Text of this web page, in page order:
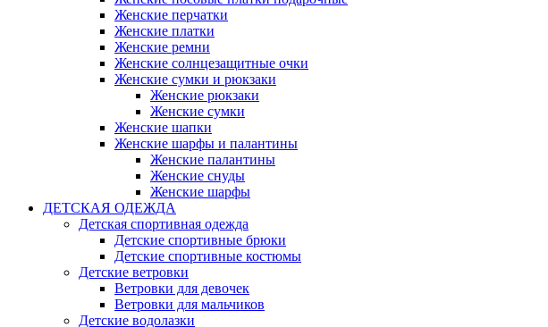
Женские перчатки
Женские платки
Женские ремни
Женские солнцезащитные очки
Женские сумки и рюкзаки
Женские рюкзаки
Женские сумки
Женские шапки
Женские шарфы и палантины
Женские палантины
Женские снуды
Женские шарфы
ДЕТСКАЯ ОДЕЖДА
Детская спортивная одежда
Детские спортивные брюки
Детские спортивные костюмы
Детские ветровки
Ветровки для девочек
Ветровки для мальчиков
Детские водолазки